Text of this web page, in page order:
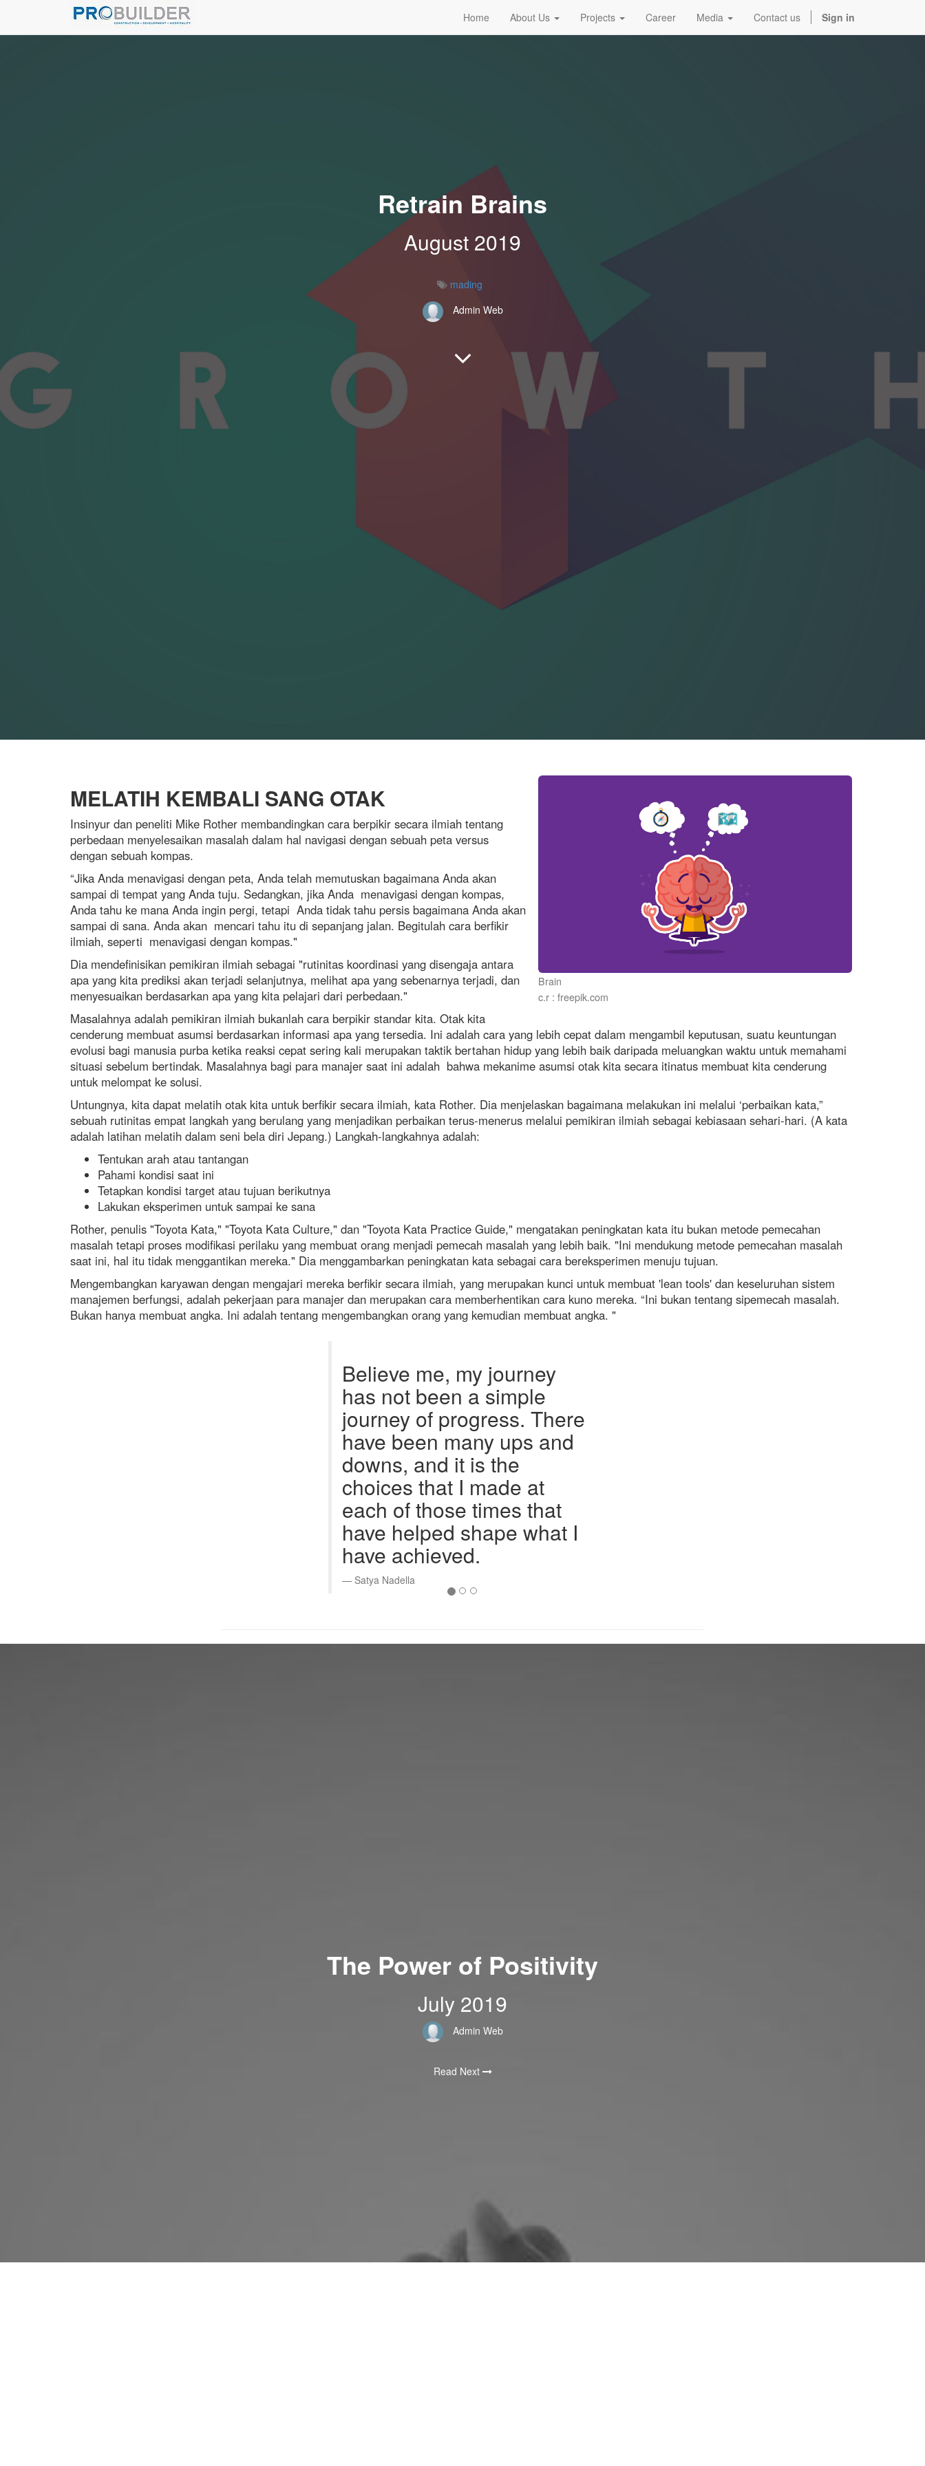
Home About Us Projects Career Media Contact us Sign in
Retrain Brains
August 2019
mading
Admin Web
Brain
c.r : freepik.com
MELATIH KEMBALI SANG OTAK
Insinyur dan peneliti Mike Rother membandingkan cara berpikir secara ilmiah tentang
perbedaan menyelesaikan masalah dalam hal navigasi dengan sebuah peta versus
dengan sebuah kompas.
“Jika Anda menavigasi dengan peta, Anda telah memutuskan bagaimana Anda akan
sampai di tempat yang Anda tuju. Sedangkan, jika Anda menavigasi dengan kompas,
Anda tahu ke mana Anda ingin pergi, tetapi Anda tidak tahu persis bagaimana Anda akan
sampai di sana. Anda akan mencari tahu itu di sepanjang jalan. Begitulah cara berfikir
ilmiah, seperti menavigasi dengan kompas."
Dia mendefinisikan pemikiran ilmiah sebagai "rutinitas koordinasi yang disengaja antara
apa yang kita prediksi akan terjadi selanjutnya, melihat apa yang sebenarnya terjadi, dan
menyesuaikan berdasarkan apa yang kita pelajari dari perbedaan."
Masalahnya adalah pemikiran ilmiah bukanlah cara berpikir standar kita. Otak kita
cenderung membuat asumsi berdasarkan informasi apa yang tersedia. Ini adalah cara yang lebih cepat dalam mengambil keputusan, suatu keuntungan
evolusi bagi manusia purba ketika reaksi cepat sering kali merupakan taktik bertahan hidup yang lebih baik daripada meluangkan waktu untuk memahami
situasi sebelum bertindak. Masalahnya bagi para manajer saat ini adalah bahwa mekanime asumsi otak kita secara itinatus membuat kita cenderung
untuk melompat ke solusi.
Untungnya, kita dapat melatih otak kita untuk berfikir secara ilmiah, kata Rother. Dia menjelaskan bagaimana melakukan ini melalui ‘perbaikan kata,”
sebuah rutinitas empat langkah yang berulang yang menjadikan perbaikan terus-menerus melalui pemikiran ilmiah sebagai kebiasaan sehari-hari. (A kata
adalah latihan melatih dalam seni bela diri Jepang.) Langkah-langkahnya adalah:
Tentukan arah atau tantangan
Pahami kondisi saat ini
Tetapkan kondisi target atau tujuan berikutnya
Lakukan eksperimen untuk sampai ke sana
Rother, penulis "Toyota Kata," "Toyota Kata Culture," dan "Toyota Kata Practice Guide," mengatakan peningkatan kata itu bukan metode pemecahan
masalah tetapi proses modifikasi perilaku yang membuat orang menjadi pemecah masalah yang lebih baik. "Ini mendukung metode pemecahan masalah
saat ini, hal itu tidak menggantikan mereka." Dia menggambarkan peningkatan kata sebagai cara bereksperimen menuju tujuan.
Mengembangkan karyawan dengan mengajari mereka berfikir secara ilmiah, yang merupakan kunci untuk membuat 'lean tools' dan keseluruhan sistem
manajemen berfungsi, adalah pekerjaan para manajer dan merupakan cara memberhentikan cara kuno mereka. “Ini bukan tentang sipemecah masalah.
Bukan hanya membuat angka. Ini adalah tentang mengembangkan orang yang kemudian membuat angka. "
Believe me, my journey
has not been a simple
journey of progress. There
have been many ups and
downs, and it is the
choices that I made at
each of those times that
have helped shape what I
have achieved.
Satya Nadella
The Power of Positivity
July 2019
Admin Web
Read Next